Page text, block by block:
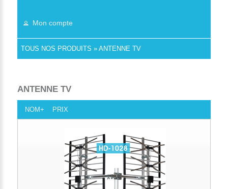
Mon compte
TOUS NOS PRODUITS » ANTENNE TV
ANTENNE TV
NOM+ PRIX